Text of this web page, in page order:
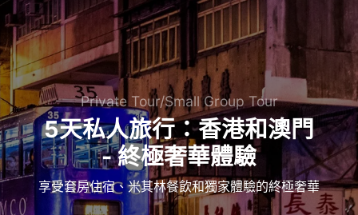
Private Tour/Small Group Tour
5天私人旅行：香港和澳門
- 終極奢華體驗
享受套房住宿、米其林餐飲和獨家體驗的終極奢華